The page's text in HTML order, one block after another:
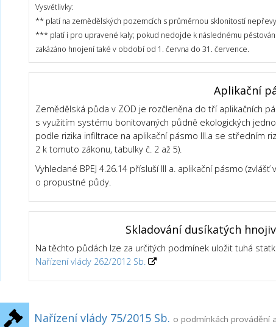
Vysvětlivky:
** platí na zemědělských pozemcích s průměrnou sklonitostí
*** platí i pro upravené kaly; pokud nedojde k následnému
zakázáno hnojení také v období od 1. června do 31. července.
Aplikační
Zemědělská půda v ZOD je rozčleněna do tří aplikačních
s využitím systému bonitovaných půdně ekologických
podle rizika infiltrace na aplikační pásmo III.a se středním
2 k tomuto zákonu, tabulky č. 2 až 5).
Vyhledané BPEJ 4.26.14 přísluší III a. aplikační pásmo
o propustné půdy.
Skladování dusíkatých
Na těchto půdách lze za určitých podmínek uložit tuhá
Nařízení vlády 262/2012 Sb.
Nařízení vlády 75/2015 Sb. o podmínkách provádění